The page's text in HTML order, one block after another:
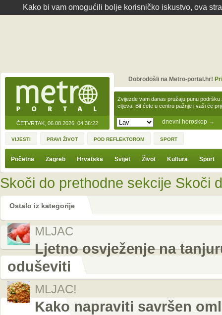
Kako bi vam omogućili bolje korisničko iskustvo, ova
ČETVRTAK, 06.08.2026. 04:36:22 dnevni horoskop →
Zvijezde vam danas pružaju punu
ciljeva. Bit ćete u centru pažnje i vaši će
Dobrodošli na Metro-portal.hr!
VIJESTI PRAVI ŽIVOT POD REFLEKTOROM SPORT
Početna Zagreb Hrvatska Svijet Život Kultura Sport
Skoči do prethodne sekcije Skoči
Ostalo iz kategorije
MLJAC
Ljetno osvježenje na
oduševiti
MLJAC!
Kako napraviti savršen